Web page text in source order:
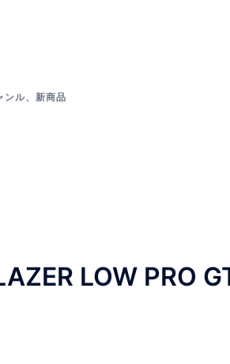
ンル、 新商品
LOW PRO